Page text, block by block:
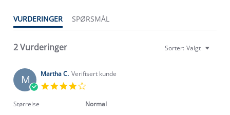
VURDERINGER SPØRSMÅL
2 Vurderinger Sorter: Valgt
M Martha C. Verifisert kunde
rating
Størrelse Normal